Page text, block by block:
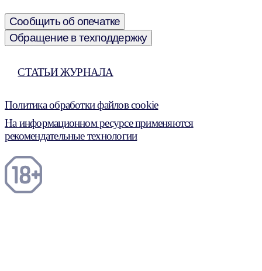
Сообщить об опечатке
Обращение в техподдержку
СТАТЬИ ЖУРНАЛА
Политика обработки файлов cookie
На информационном ресурсе применяются
рекомендательные технологии